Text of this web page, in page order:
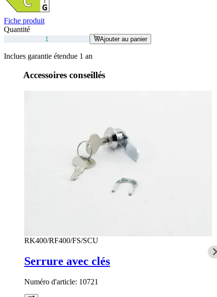
Fiche produit
Quantité
Ajouter au panier
Inclues garantie étendue 1 an
Accessoires conseillés
RK400/RF400/FS/SCU
Serrure avec clés
Numéro d'article: 10721